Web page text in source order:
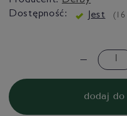
Dostępność:
Jest ( 16
dodaj do